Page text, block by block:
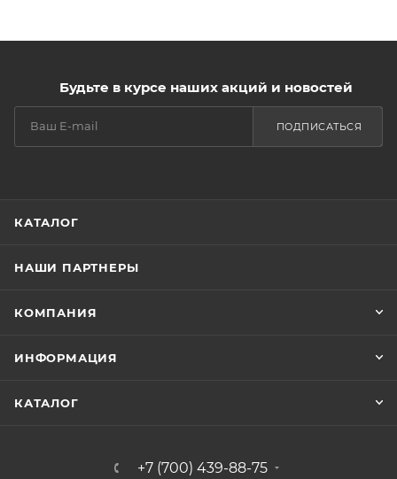
Будьте в курсе наших акций и новостей
ПОДПИСАТЬСЯ
КАТАЛОГ
НАШИ ПАРТНЕРЫ
КОМПАНИЯ
ИНФОРМАЦИЯ
КАТАЛОГ
+7 (700) 439-88-75